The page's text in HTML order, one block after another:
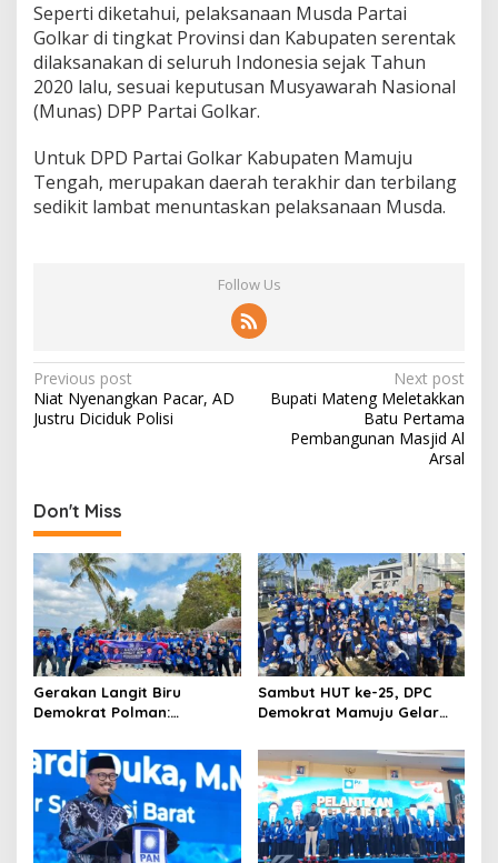
Seperti diketahui, pelaksanaan Musda Partai
Golkar di tingkat Provinsi dan Kabupaten serentak
dilaksanakan di seluruh Indonesia sejak Tahun
2020 lalu, sesuai keputusan Musyawarah Nasional
(Munas) DPP Partai Golkar.
Untuk DPD Partai Golkar Kabupaten Mamuju
Tengah, merupakan daerah terakhir dan terbilang
sedikit lambat menuntaskan pelaksanaan Musda.
Follow Us
P
o
n
a
v
i
g
a
t
i
o
n
Previous post
Niat Nyenangkan Pacar, AD
Justru Diciduk Polisi
Next post
Bupati Mateng Meletakkan
Batu Pertama
Pembangunan Masjid Al
Arsal
Don't Miss
Gerakan Langit Biru
Demokrat Polman:
Kesehatan dan Donor
Darah
Sambut HUT ke-25, DPC
Demokrat Mamuju Gelar
Indonesia Asri